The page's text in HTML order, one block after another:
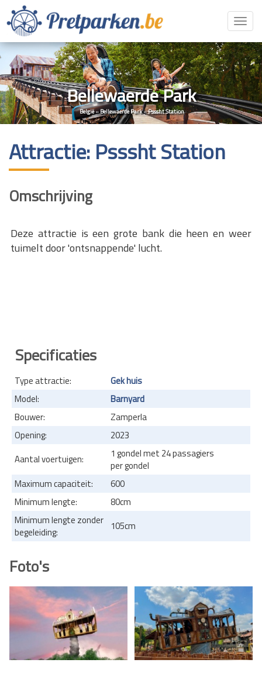
Bellewaerde Park
België»Bellewaerde Park»Psssht Station
Attractie: Psssht Station
Omschrijving
Deze attractie is een grote bank die heen en weer
tuimelt door 'ontsnappende' lucht.
Specificaties
Type attractie:
Gek huis
Model:
Barnyard
Bouwer:
Zamperla
Opening:
2023
Aantal voertuigen:
1 gondel met 24 passagiers
per gondel
Maximum capaciteit:
600
Minimum lengte:
80cm
Minimum lengte zonder
begeleiding:
105cm
Foto's